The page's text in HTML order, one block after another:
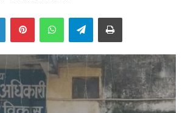
LinkedInPinterestWhatsAppTelegramPrint